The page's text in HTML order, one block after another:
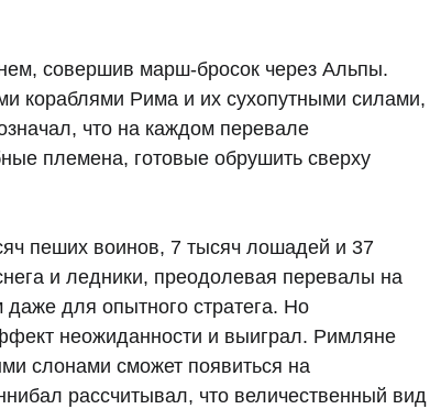
совершив марш-бросок через Альпы.
кораблями Рима и их сухопутными силами,
что на каждом перевале
племена, готовые обрушить сверху
пеших воинов, 7 тысяч лошадей и 37
и ледники, преодолевая перевалы на
для опытного стратега. Но
неожиданности и выиграл. Римляне
слонами сможет появиться на
рассчитывал, что величественный вид